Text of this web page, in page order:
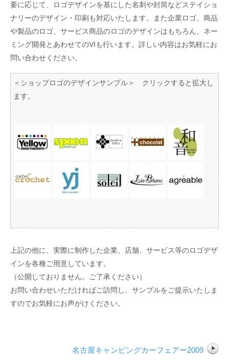
要に応じて、ロゴデザインを基にした名刺や封筒などステイショ
ナリーのデザイン・印刷も対応いたします。また企業ロゴ、商品
や製品のロゴ、サービス商品のロゴのデザインはもちろん、ネー
ミング開発とあわせてのVIも行います。詳しい内容はお気軽にお
問い合わせください。
＜ショップロゴのデザインサンプル＞ クリックすると拡大し
ます。
上記の他に、実際に制作した企業、店舗、サービス等のロゴデザ
インを各種ご用意しています。
（公開しておりません。ご了承ください）
お問い合わせいただければご訪問し、サンプルをご提示いたしま
すのでお気軽にお声がけください。
名古屋キャンピングカーフェアー2009